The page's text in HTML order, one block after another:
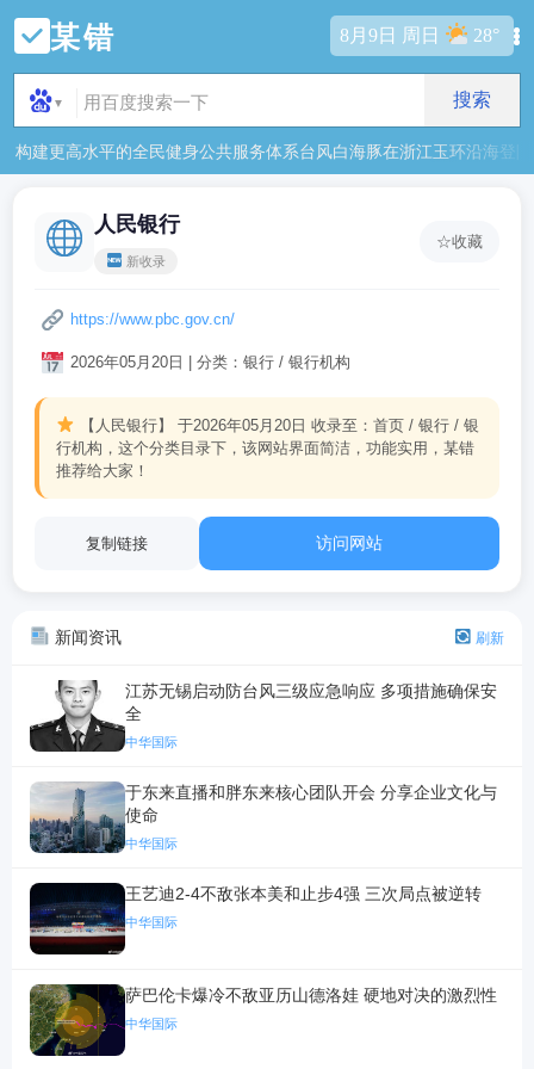
某错 8月9日 周日 28°
▼ 搜索
构建更高水平的全民健身公共服务体系台风白海豚在浙江玉环沿海登陆
人民银行
新收录
☆收藏
https://www.pbc.gov.cn/
2026年05月20日 | 分类：银行 / 银行机构
【人民银行】
于2026年05月20日 收录至：首页 / 银行 / 银
行机构，这个分类目录下，该网站界面简洁，功能实用，某错
推荐给大家！
复制链接 访问网站
新闻资讯 刷新
江苏无锡启动防台风三级应急响应 多项措施确保安
全
中华国际
于东来直播和胖东来核心团队开会 分享企业文化与
使命
中华国际
王艺迪2-4不敌张本美和止步4强 三次局点被逆转
中华国际
萨巴伦卡爆冷不敌亚历山德洛娃 硬地对决的激烈性
中华国际